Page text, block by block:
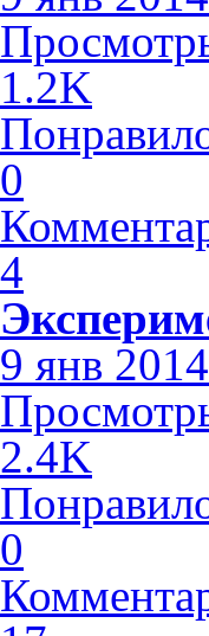
1.2K
0
4
9 янв
2.4K
0